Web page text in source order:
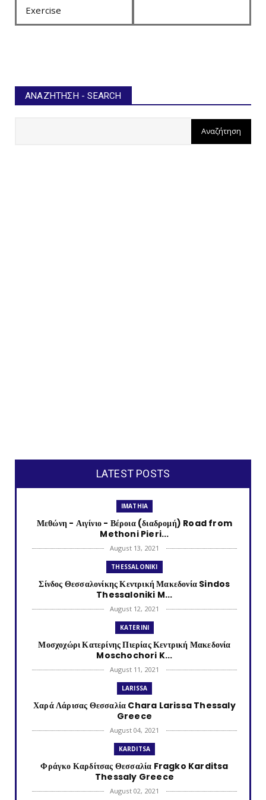
Exercise
ΑΝΑΖΉΤΗΣΗ - SEARCH
LATEST POSTS
IMATHIA
Μεθώνη - Αιγίνιο - Βέροια (διαδρομή) Road from
Methoni Pieri...
August 13, 2021
THESSALONIKI
Σίνδος Θεσσαλονίκης Κεντρική Μακεδονία Sindos
Thessaloniki M...
August 12, 2021
KATERINI
Μοσχοχώρι Κατερίνης Πιερίας Κεντρική Μακεδονία
Moschochori K...
August 11, 2021
LARISSA
Χαρά Λάρισας Θεσσαλία Chara Larissa Thessaly
Greece
August 04, 2021
KARDITSA
Φράγκο Καρδίτσας Θεσσαλία Fragko Karditsa
Thessaly Greece
August 02, 2021